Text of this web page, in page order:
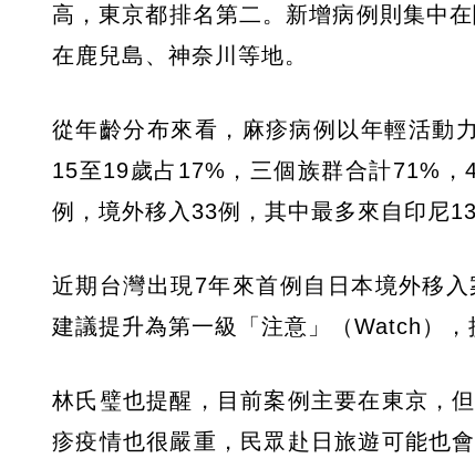
高，東京都排名第二。新增病例則集中
在鹿兒島、神奈川等地。
從年齡分布來看，麻疹病例以年輕活動
15至19歲占17%，三個族群合計71%
例，境外移入33例，其中最多來自印尼
近期台灣出現7年來首例自日本境外移
建議提升為第一級「注意」（Watch）
林氏璧也提醒，目前案例主要在東京，
疹疫情也很嚴重，民眾赴日旅遊可能也